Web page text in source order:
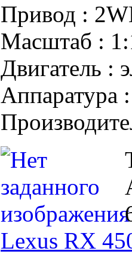
Привод :
Масштаб :
Двигатель :
Аппаратура
Lexus RX